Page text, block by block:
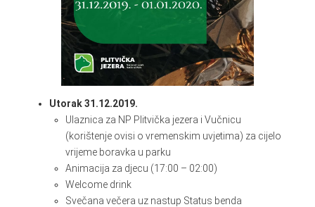
Utorak 31.12.2019.
Ulaznica za NP Plitvička jezera i Vučnicu
(korištenje ovisi o vremenskim uvjetima) za cijelo
vrijeme boravka u parku
Animacija za djecu (17:00 – 02:00)
Welcome drink
Svečana večera uz nastup Status benda